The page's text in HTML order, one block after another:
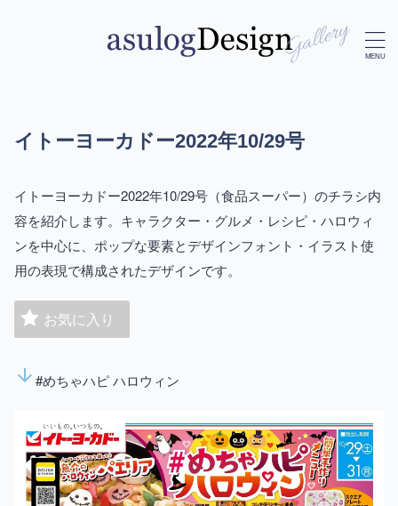
イトーヨーカドー2022年10/29号
イトーヨーカドー2022年10/29号（食品スーパー）のチラシ内
容を紹介します。キャラクター・グルメ・レシピ・ハロウィ
ンを中心に、ポップな要素とデザインフォント・イラスト使
用の表現で構成されたデザインです。
お気に入り
arrow_downward#めちゃハピ ハロウィン